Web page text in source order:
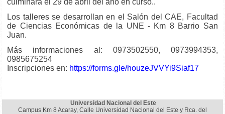
culminará el 29 de abril del año en curso..
Los talleres se desarrollan en el Salón del CAE, Facultad
de Ciencias Económicas de la UNE - Km 8 Barrio San
Juan.
Más informaciones al: 0973502550, 0973994353,
0985675254
Inscripciones en: https://forms.gle/houzeJVVYi9Siaf17
Universidad Nacional del Este
Campus Km 8 Acaray, Calle Universidad Nacional del Este y Rca. del